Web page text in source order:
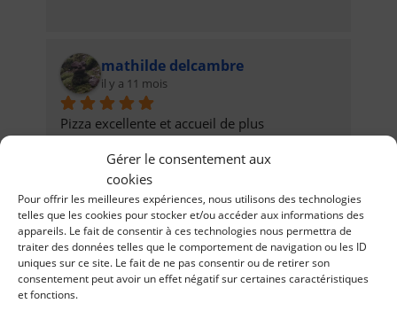
Gérer le consentement aux
cookies
Pour offrir les meilleures expériences, nous utilisons des technologies
telles que les cookies pour stocker et/ou accéder aux informations des
appareils. Le fait de consentir à ces technologies nous permettra de
traiter des données telles que le comportement de navigation ou les ID
uniques sur ce site. Le fait de ne pas consentir ou de retirer son
consentement peut avoir un effet négatif sur certaines caractéristiques
et fonctions.
mathilde delcambre
il y a 11 mois
Pizza excellente et accueil de plus
lièpvre. Ne changé rien.
Jonathan Lauria
il y a 11 mois